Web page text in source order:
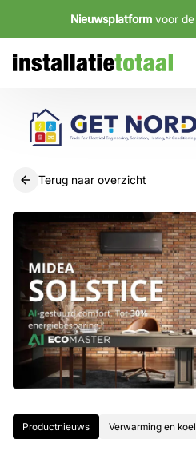
Nieuwsplatform voor
Terug naar overzicht
Productnieuws Verwarming en